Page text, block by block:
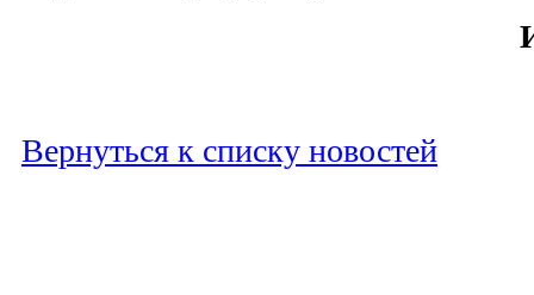
Вернуться к списку новостей